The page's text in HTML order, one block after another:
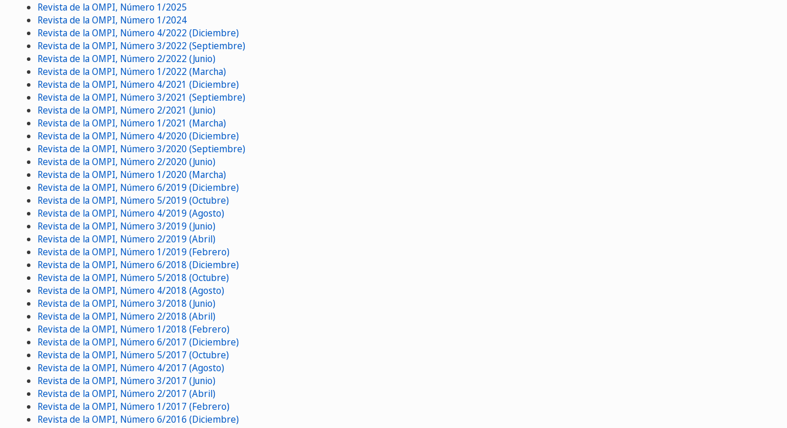
Revista de la OMPI, Número 1/2025
Revista de la OMPI, Número 1/2024
Revista de la OMPI, Número 4/2022 (Diciembre)
Revista de la OMPI, Número 3/2022 (Septiembre)
Revista de la OMPI, Número 2/2022 (Junio)
Revista de la OMPI, Número 1/2022 (Marcha)
Revista de la OMPI, Número 4/2021 (Diciembre)
Revista de la OMPI, Número 3/2021 (Septiembre)
Revista de la OMPI, Número 2/2021 (Junio)
Revista de la OMPI, Número 1/2021 (Marcha)
Revista de la OMPI, Número 4/2020 (Diciembre)
Revista de la OMPI, Número 3/2020 (Septiembre)
Revista de la OMPI, Número 2/2020 (Junio)
Revista de la OMPI, Número 1/2020 (Marcha)
Revista de la OMPI, Número 6/2019 (Diciembre)
Revista de la OMPI, Número 5/2019 (Octubre)
Revista de la OMPI, Número 4/2019 (Agosto)
Revista de la OMPI, Número 3/2019 (Junio)
Revista de la OMPI, Número 2/2019 (Abril)
Revista de la OMPI, Número 1/2019 (Febrero)
Revista de la OMPI, Número 6/2018 (Diciembre)
Revista de la OMPI, Número 5/2018 (Octubre)
Revista de la OMPI, Número 4/2018 (Agosto)
Revista de la OMPI, Número 3/2018 (Junio)
Revista de la OMPI, Número 2/2018 (Abril)
Revista de la OMPI, Número 1/2018 (Febrero)
Revista de la OMPI, Número 6/2017 (Diciembre)
Revista de la OMPI, Número 5/2017 (Octubre)
Revista de la OMPI, Número 4/2017 (Agosto)
Revista de la OMPI, Número 3/2017 (Junio)
Revista de la OMPI, Número 2/2017 (Abril)
Revista de la OMPI, Número 1/2017 (Febrero)
Revista de la OMPI, Número 6/2016 (Diciembre)